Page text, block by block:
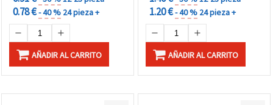
0.78 €- 40 % 24 pieza +
AÑADIR AL CARRITO
1.20 €- 40 % 24 pieza +
AÑADIR AL CARRITO